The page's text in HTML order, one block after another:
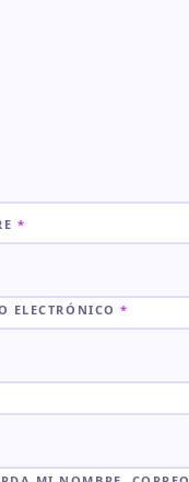
*
ELECTRÓNICO*